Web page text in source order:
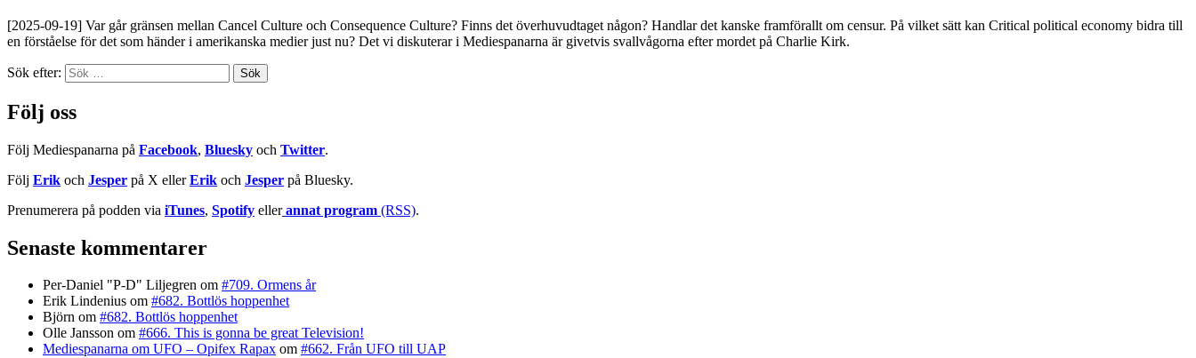
[2025-09-19] Var går gränsen mellan Cancel Culture och Consequence Culture? Finns det överhuvudtaget någon? Handlar det kanske framförallt om censur. På vilket sätt kan Critical political economy bidra till
en förståelse för det som händer i amerikanska medier just nu? Det vi diskuterar i Mediespanarna är givetvis svallvågorna efter mordet på Charlie Kirk.
Sök efter:
Följ oss
Följ Mediespanarna på Facebook, Bluesky och Twitter.
Följ Erik och Jesper på X ellerErik och Jesper på Bluesky.
Prenumerera på podden via iTunes, Spotify eller annat program (RSS).
Senaste kommentarer
Per-Daniel "P-D" Liljegren om #709. Ormens år
Erik Lindenius om #682. Bottlös hoppenhet
Björn om #682. Bottlös hoppenhet
Olle Jansson om #666. This is gonna be great Television!
Mediespanarna om UFO – Opifex Rapax om #662. Från UFO till UAP